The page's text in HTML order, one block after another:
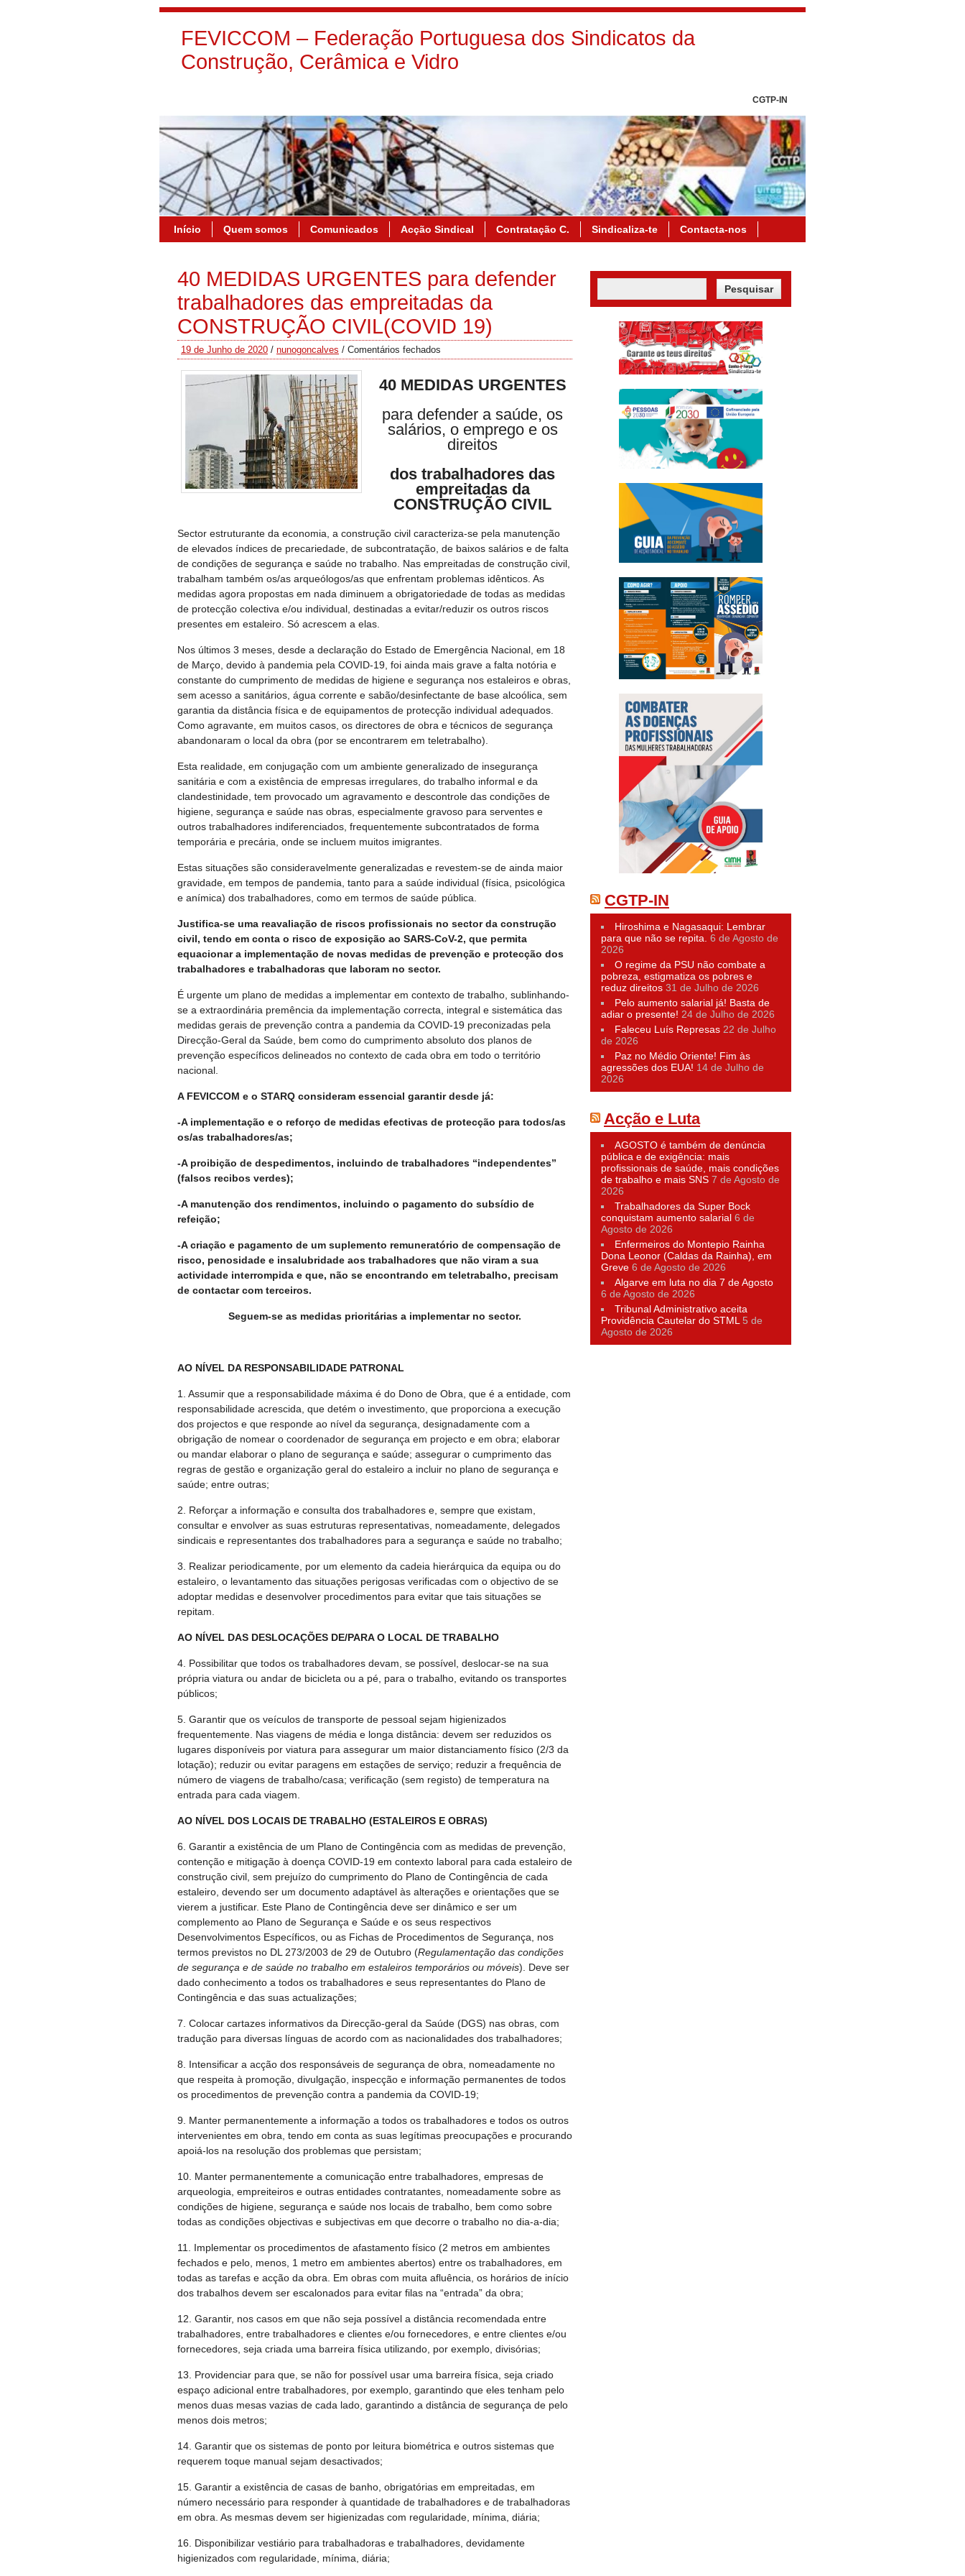
FEVICCOM – Federação Portuguesa dos Sindicatos da
Construção, Cerâmica e Vidro
CGTP-IN
Início Quem somos Comunicados Acção Sindical Contratação C. Sindicaliza-te Contacta-nos
40 MEDIDAS URGENTES para defender
trabalhadores das empreitadas da
CONSTRUÇÃO CIVIL(COVID 19)
19 de Junho de 2020 / nunogoncalves / Comentários fechados
40 MEDIDAS URGENTES
para defender a saúde, os
salários, o emprego e os
direitos
dos trabalhadores das
empreitadas da
CONSTRUÇÃO CIVIL
Sector estruturante da economia, a construção civil caracteriza-se pela manutenção
de elevados índices de precariedade, de subcontratação, de baixos salários e de falta
de condições de segurança e saúde no trabalho. Nas empreitadas de construção civil,
trabalham também os/as arqueólogos/as que enfrentam problemas idênticos. As
medidas agora propostas em nada diminuem a obrigatoriedade de todas as medidas
de protecção colectiva e/ou individual, destinadas a evitar/reduzir os outros riscos
presentes em estaleiro. Só acrescem a elas.
Nos últimos 3 meses, desde a declaração do Estado de Emergência Nacional, em 18
de Março, devido à pandemia pela COVID-19, foi ainda mais grave a falta notória e
constante do cumprimento de medidas de higiene e segurança nos estaleiros e obras,
sem acesso a sanitários, água corrente e sabão/desinfectante de base alcoólica, sem
garantia da distância física e de equipamentos de protecção individual adequados.
Como agravante, em muitos casos, os directores de obra e técnicos de segurança
abandonaram o local da obra (por se encontrarem em teletrabalho).
Esta realidade, em conjugação com um ambiente generalizado de insegurança
sanitária e com a existência de empresas irregulares, do trabalho informal e da
clandestinidade, tem provocado um agravamento e descontrole das condições de
higiene, segurança e saúde nas obras, especialmente gravoso para serventes e
outros trabalhadores indiferenciados, frequentemente subcontratados de forma
temporária e precária, onde se incluem muitos imigrantes.
Estas situações são consideravelmente generalizadas e revestem-se de ainda maior
gravidade, em tempos de pandemia, tanto para a saúde individual (física, psicológica
e anímica) dos trabalhadores, como em termos de saúde pública.
Justifica-se uma reavaliação de riscos profissionais no sector da construção
civil, tendo em conta o risco de exposição ao SARS-CoV-2, que permita
equacionar a implementação de novas medidas de prevenção e protecção dos
trabalhadores e trabalhadoras que laboram no sector.
É urgente um plano de medidas a implementar em contexto de trabalho, sublinhando-
se a extraordinária premência da implementação correcta, integral e sistemática das
medidas gerais de prevenção contra a pandemia da COVID-19 preconizadas pela
Direcção-Geral da Saúde, bem como do cumprimento absoluto dos planos de
prevenção específicos delineados no contexto de cada obra em todo o território
nacional.
A FEVICCOM e o STARQ consideram essencial garantir desde já:
-A implementação e o reforço de medidas efectivas de protecção para todos/as
os/as trabalhadores/as;
-A proibição de despedimentos, incluindo de trabalhadores “independentes”
(falsos recibos verdes);
-A manutenção dos rendimentos, incluindo o pagamento do subsídio de
refeição;
-A criação e pagamento de um suplemento remuneratório de compensação de
risco, penosidade e insalubridade aos trabalhadores que não viram a sua
actividade interrompida e que, não se encontrando em teletrabalho, precisam
de contactar com terceiros.
Seguem-se as medidas prioritárias a implementar no sector.
AO NÍVEL DA RESPONSABILIDADE PATRONAL
1. Assumir que a responsabilidade máxima é do Dono de Obra, que é a entidade, com
responsabilidade acrescida, que detém o investimento, que proporciona a execução
dos projectos e que responde ao nível da segurança, designadamente com a
obrigação de nomear o coordenador de segurança em projecto e em obra; elaborar
ou mandar elaborar o plano de segurança e saúde; assegurar o cumprimento das
regras de gestão e organização geral do estaleiro a incluir no plano de segurança e
saúde; entre outras;
2. Reforçar a informação e consulta dos trabalhadores e, sempre que existam,
consultar e envolver as suas estruturas representativas, nomeadamente, delegados
sindicais e representantes dos trabalhadores para a segurança e saúde no trabalho;
3. Realizar periodicamente, por um elemento da cadeia hierárquica da equipa ou do
estaleiro, o levantamento das situações perigosas verificadas com o objectivo de se
adoptar medidas e desenvolver procedimentos para evitar que tais situações se
repitam.
AO NÍVEL DAS DESLOCAÇÕES DE/PARA O LOCAL DE TRABALHO
4. Possibilitar que todos os trabalhadores devam, se possível, deslocar-se na sua
própria viatura ou andar de bicicleta ou a pé, para o trabalho, evitando os transportes
públicos;
5. Garantir que os veículos de transporte de pessoal sejam higienizados
frequentemente. Nas viagens de média e longa distância: devem ser reduzidos os
lugares disponíveis por viatura para assegurar um maior distanciamento físico (2/3 da
lotação); reduzir ou evitar paragens em estações de serviço; reduzir a frequência de
número de viagens de trabalho/casa; verificação (sem registo) de temperatura na
entrada para cada viagem.
AO NÍVEL DOS LOCAIS DE TRABALHO (ESTALEIROS E OBRAS)
6. Garantir a existência de um Plano de Contingência com as medidas de prevenção,
contenção e mitigação à doença COVID-19 em contexto laboral para cada estaleiro de
construção civil, sem prejuízo do cumprimento do Plano de Contingência de cada
estaleiro, devendo ser um documento adaptável às alterações e orientações que se
vierem a justificar. Este Plano de Contingência deve ser dinâmico e ser um
complemento ao Plano de Segurança e Saúde e os seus respectivos
Desenvolvimentos Específicos, ou as Fichas de Procedimentos de Segurança, nos
termos previstos no DL 273/2003 de 29 de Outubro (Regulamentação das condições
de segurança e de saúde no trabalho em estaleiros temporários ou móveis). Deve ser
dado conhecimento a todos os trabalhadores e seus representantes do Plano de
Contingência e das suas actualizações;
7. Colocar cartazes informativos da Direcção-geral da Saúde (DGS) nas obras, com
tradução para diversas línguas de acordo com as nacionalidades dos trabalhadores;
8. Intensificar a acção dos responsáveis de segurança de obra, nomeadamente no
que respeita à promoção, divulgação, inspecção e informação permanentes de todos
os procedimentos de prevenção contra a pandemia da COVID-19;
9. Manter permanentemente a informação a todos os trabalhadores e todos os outros
intervenientes em obra, tendo em conta as suas legítimas preocupações e procurando
apoiá-los na resolução dos problemas que persistam;
10. Manter permanentemente a comunicação entre trabalhadores, empresas de
arqueologia, empreiteiros e outras entidades contratantes, nomeadamente sobre as
condições de higiene, segurança e saúde nos locais de trabalho, bem como sobre
todas as condições objectivas e subjectivas em que decorre o trabalho no dia-a-dia;
11. Implementar os procedimentos de afastamento físico (2 metros em ambientes
fechados e pelo, menos, 1 metro em ambientes abertos) entre os trabalhadores, em
todas as tarefas e acção da obra. Em obras com muita afluência, os horários de início
dos trabalhos devem ser escalonados para evitar filas na “entrada” da obra;
12. Garantir, nos casos em que não seja possível a distância recomendada entre
trabalhadores, entre trabalhadores e clientes e/ou fornecedores, e entre clientes e/ou
fornecedores, seja criada uma barreira física utilizando, por exemplo, divisórias;
13. Providenciar para que, se não for possível usar uma barreira física, seja criado
espaço adicional entre trabalhadores, por exemplo, garantindo que eles tenham pelo
menos duas mesas vazias de cada lado, garantindo a distância de segurança de pelo
menos dois metros;
14. Garantir que os sistemas de ponto por leitura biométrica e outros sistemas que
requerem toque manual sejam desactivados;
15. Garantir a existência de casas de banho, obrigatórias em empreitadas, em
número necessário para responder à quantidade de trabalhadores e de trabalhadoras
em obra. As mesmas devem ser higienizadas com regularidade, mínima, diária;
16. Disponibilizar vestiário para trabalhadoras e trabalhadores, devidamente
higienizados com regularidade, mínima, diária;
CGTP-IN
Hiroshima e Nagasaqui: Lembrar
para que não se repita. 6 de Agosto de
2026
O regime da PSU não combate a
pobreza, estigmatiza os pobres e
reduz direitos 31 de Julho de 2026
Pelo aumento salarial já! Basta de
adiar o presente! 24 de Julho de 2026
Faleceu Luís Represas 22 de Julho
de 2026
Paz no Médio Oriente! Fim às
agressões dos EUA! 14 de Julho de
2026
Acção e Luta
AGOSTO é também de denúncia
pública e de exigência: mais
profissionais de saúde, mais condições
de trabalho e mais SNS 7 de Agosto de
2026
Trabalhadores da Super Bock
conquistam aumento salarial 6 de
Agosto de 2026
Enfermeiros do Montepio Rainha
Dona Leonor (Caldas da Rainha), em
Greve 6 de Agosto de 2026
Algarve em luta no dia 7 de Agosto
6 de Agosto de 2026
Tribunal Administrativo aceita
Providência Cautelar do STML 5 de
Agosto de 2026